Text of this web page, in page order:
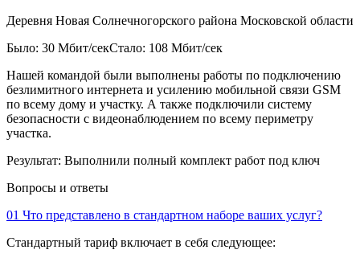
Деревня Новая Солнечногорского района Московской области
Было: 30 Мбит/секСтало: 108 Мбит/сек
Нашей командой были выполнены работы по подключению
безлимитного интернета и усилению мобильной связи GSM
по всему дому и участку. А также подключили систему
безопасности с видеонаблюдением по всему периметру
участка.
Результат: Выполнили полный комплект работ под ключ
Вопросы и ответы
01 Что представлено в стандартном наборе ваших услуг?
Стандартный тариф включает в себя следующее: